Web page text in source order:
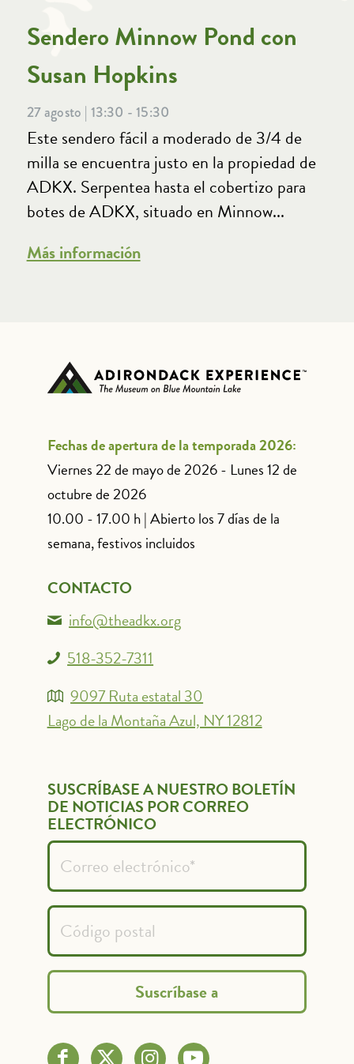
Sendero Minnow Pond con
Susan Hopkins
27 agosto | 13:30 - 15:30
Este sendero fácil a moderado de 3/4 de
milla se encuentra justo en la propiedad de
ADKX. Serpentea hasta el cobertizo para
botes de ADKX, situado en Minnow...
Más información
Fechas de apertura de la temporada 2026:
Viernes 22 de mayo de 2026 - Lunes 12 de
octubre de 2026
10.00 - 17.00 h | Abierto los 7 días de la
semana, festivos incluidos
CONTACTO
info@theadkx.org
518-352-7311
9097 Ruta estatal 30
Lago de la Montaña Azul, NY 12812
SUSCRÍBASE A NUESTRO BOLETÍN
DE NOTICIAS POR CORREO
ELECTRÓNICO